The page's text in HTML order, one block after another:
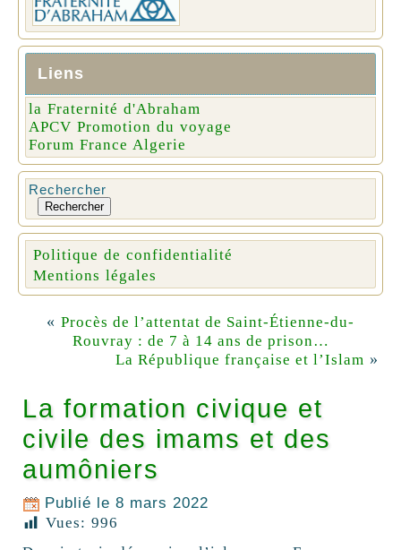
Liens
la Fraternité d'Abraham
APCV Promotion du voyage
Forum France Algerie
Rechercher
Rechercher
Politique de confidentialité
Mentions légales
« Procès de l’attentat de Saint-Étienne-du-
Rouvray : de 7 à 14 ans de prison…
La République française et l’Islam »
La formation civique et
civile des imams et des
aumôniers
Publié le 8 mars 2022
Vues: 996